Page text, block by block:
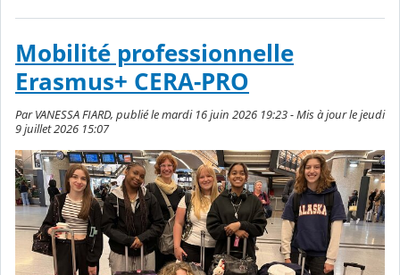
Mobilité professionnelle
Erasmus+ CERA-PRO
Par VANESSA FIARD, publié le mardi 16 juin 2026 19:23 - Mis à jour le jeudi
9 juillet 2026 15:07